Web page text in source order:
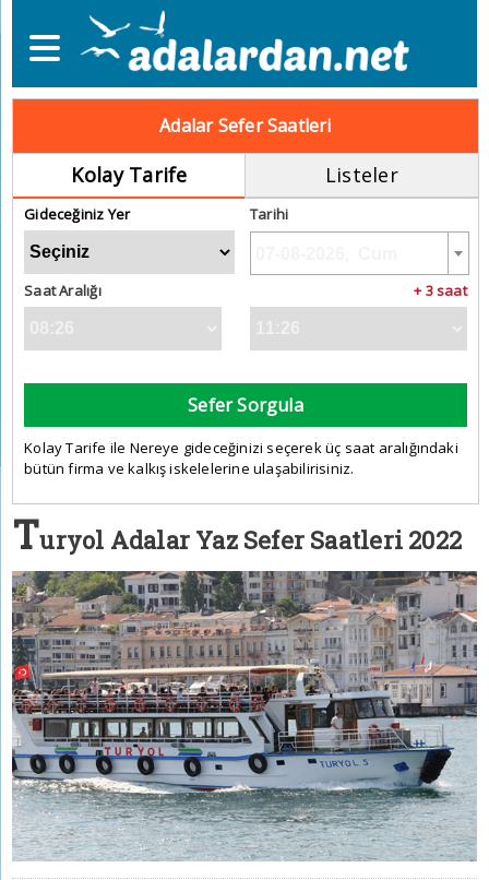
Adalar Sefer Saatleri
Kolay Tarife Listeler
Gideceğiniz Yer Tarihi
Saat Aralığı + 3 saat
Sefer Sorgula
Kolay Tarife ile Nereye gideceğinizi seçerek üç saat aralığındaki
bütün firma ve kalkış iskelelerine ulaşabilirisiniz.
Turyol Adalar Yaz Sefer Saatleri 2022